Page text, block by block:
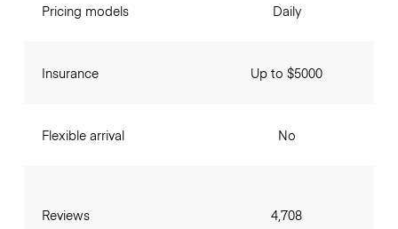
Pricing models
Insurance
Flexible arrival
Reviews
Daily
Up to $5000
No
4,708